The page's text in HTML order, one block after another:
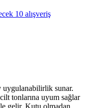
10 alışveriş
uygulanabilirlik sunar.
tonlarına uyum sağlar
gelir. Kutu olmadan